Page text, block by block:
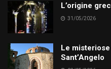
L’origine
31/05/2026
Le
Sant’Angelo